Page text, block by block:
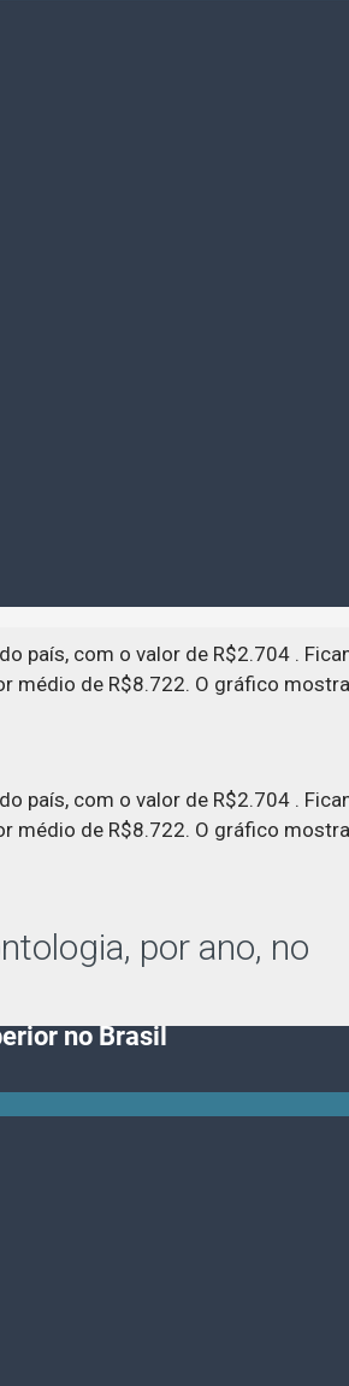
país, com o valor de R$2.704 .
médio de R$8.722. O gráfico
país, com o valor de R$2.704 .
médio de R$8.722. O gráfico
por ano, no